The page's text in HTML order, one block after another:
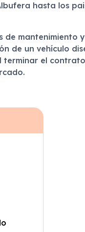
hasta los
de mantenimiento
de un vehículo
terminar el